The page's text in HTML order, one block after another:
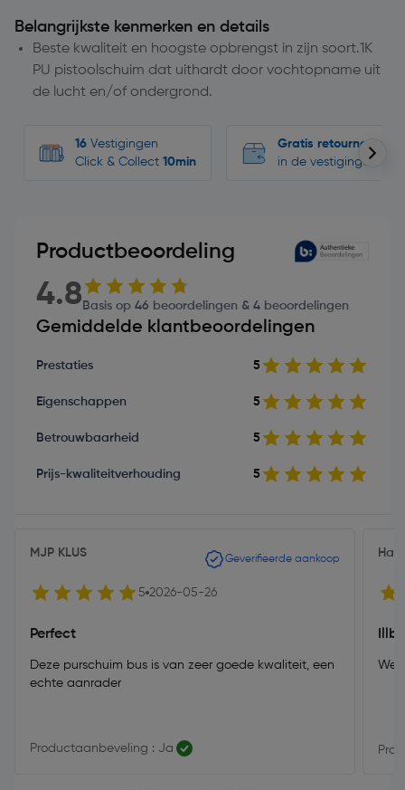
Belangrijkste kenmerken en details
Beste kwaliteit en hoogste opbrengst in zijn soort.1K
PU pistoolschuim dat uithardt door vochtopname uit
de lucht en/of ondergrond.
16 Vestigingen
Click & Collect 10min
Gratis retourneren
in de vestigingen
Productbeoordeling
4.8 Basis op 46 beoordelingen & 4 beoordelingen
Gemiddelde klantbeoordelingen
Prestaties 5
Eigenschappen 5
Betrouwbaarheid 5
Prijs-kwaliteitverhouding 5
MJP KLUS Geverifieerde aankoop
5 2026-05-26
Perfect
Deze purschuim bus is van zeer goede kwaliteit, een
echte aanrader
Productaanbeveling : Ja